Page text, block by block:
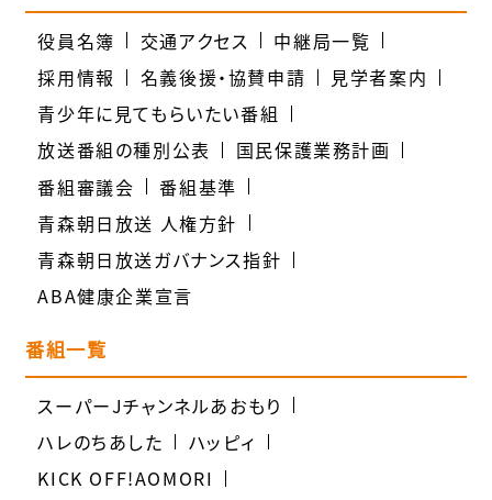
役員名簿 交通アクセス
中継局一覧
採用情報
名義後援・協賛申請
見学者案内
青少年に見てもらいたい番組
放送番組の種別公表
国民保護業務計画
番組審議会
番組基準
青森朝日放送 人権方針
青森朝日放送ガバナンス指針
ABA健康企業宣言
番組一覧
スーパーJチャンネルあおもり
ハレのちあした
ハッピィ
KICK OFF!AOMORI